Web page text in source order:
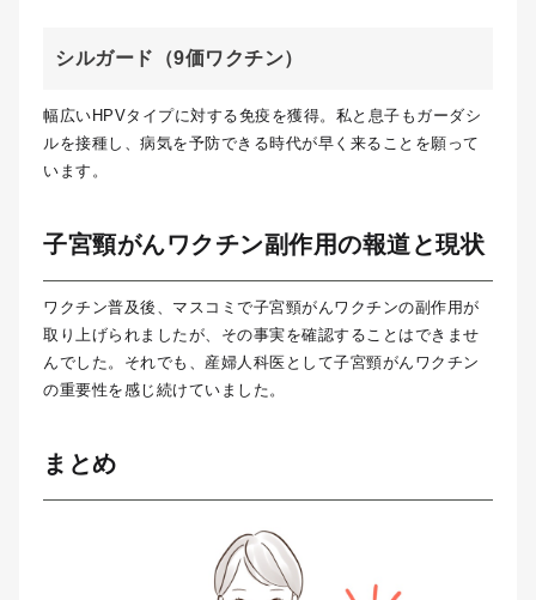
シルガード（9価ワクチン）
幅広いHPVタイプに対する免疫を獲得。私と息子もガーダシ
ルを接種し、病気を予防できる時代が早く来ることを願って
います。
子宮頸がんワクチン副作用の報道と現状
ワクチン普及後、マスコミで子宮頸がんワクチンの副作用が
取り上げられましたが、その事実を確認することはできませ
んでした。それでも、産婦人科医として子宮頸がんワクチン
の重要性を感じ続けていました。
まとめ